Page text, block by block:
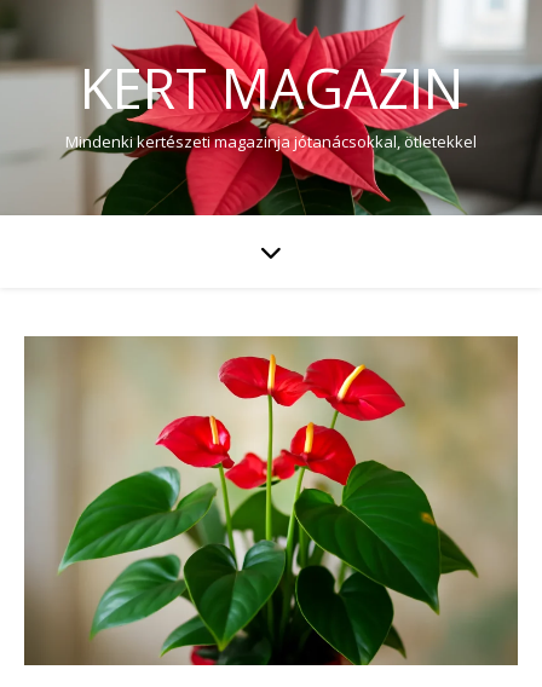
KERT MAGAZIN
Mindenki kertészeti magazinja jótanácsokkal, ötletekkel